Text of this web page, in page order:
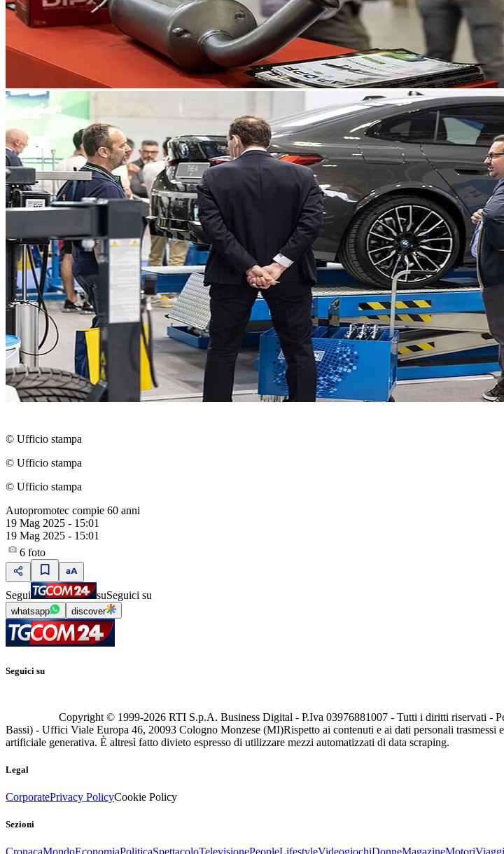
© Ufficio stampa
© Ufficio stampa
© Ufficio stampa
Autopromotec compie 60 anni
19 Mag 2025 - 15:01
19 Mag 2025 - 15:01
6 foto
Segui suSeguici su
whatsapp discover
Seguici su
Copyright © 1999-2026 RTI S.p.A. Business Digital - P.Iva 03976881007 - Tutti i diritti riservati -
Bassi) - Uffici Viale Europa 46, 20093 Cologno Monzese (MI)Rispetto ai contenuti e ai dati personali
artificiale generativa. È altresì fatto divieto espresso di utilizzare mezzi automatizzati di data scraping.
Legal
CorporatePrivacy PolicyCookie Policy
Sezioni